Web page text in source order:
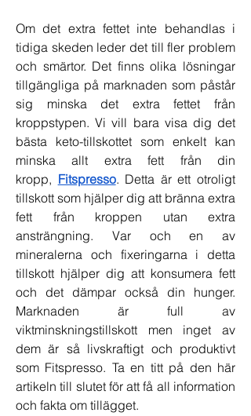
Om det extra fettet inte behandlas i
tidiga skeden leder det till fler problem
och smärtor. Det finns olika lösningar
tillgängliga på marknaden som påstår
sig minska det extra fettet från
kroppstypen. Vi vill bara visa dig det
bästa keto-tillskottet som enkelt kan
minska allt extra fett från din
kropp, Fitspresso. Detta är ett otroligt
tillskott som hjälper dig att bränna extra
fett från kroppen utan extra
ansträngning. Var och en av
mineralerna och fixeringarna i detta
tillskott hjälper dig att konsumera fett
och det dämpar också din hunger.
Marknaden är full av
viktminskningstillskott men inget av
dem är så livskraftigt och produktivt
som Fitspresso. Ta en titt på den här
artikeln till slutet för att få all information
och fakta om tillägget.